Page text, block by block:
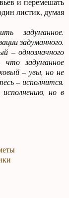
листик, думая
задуманное.
задуманного.
– однозначного
задуманное
– увы, но не
– исполнится.
но в